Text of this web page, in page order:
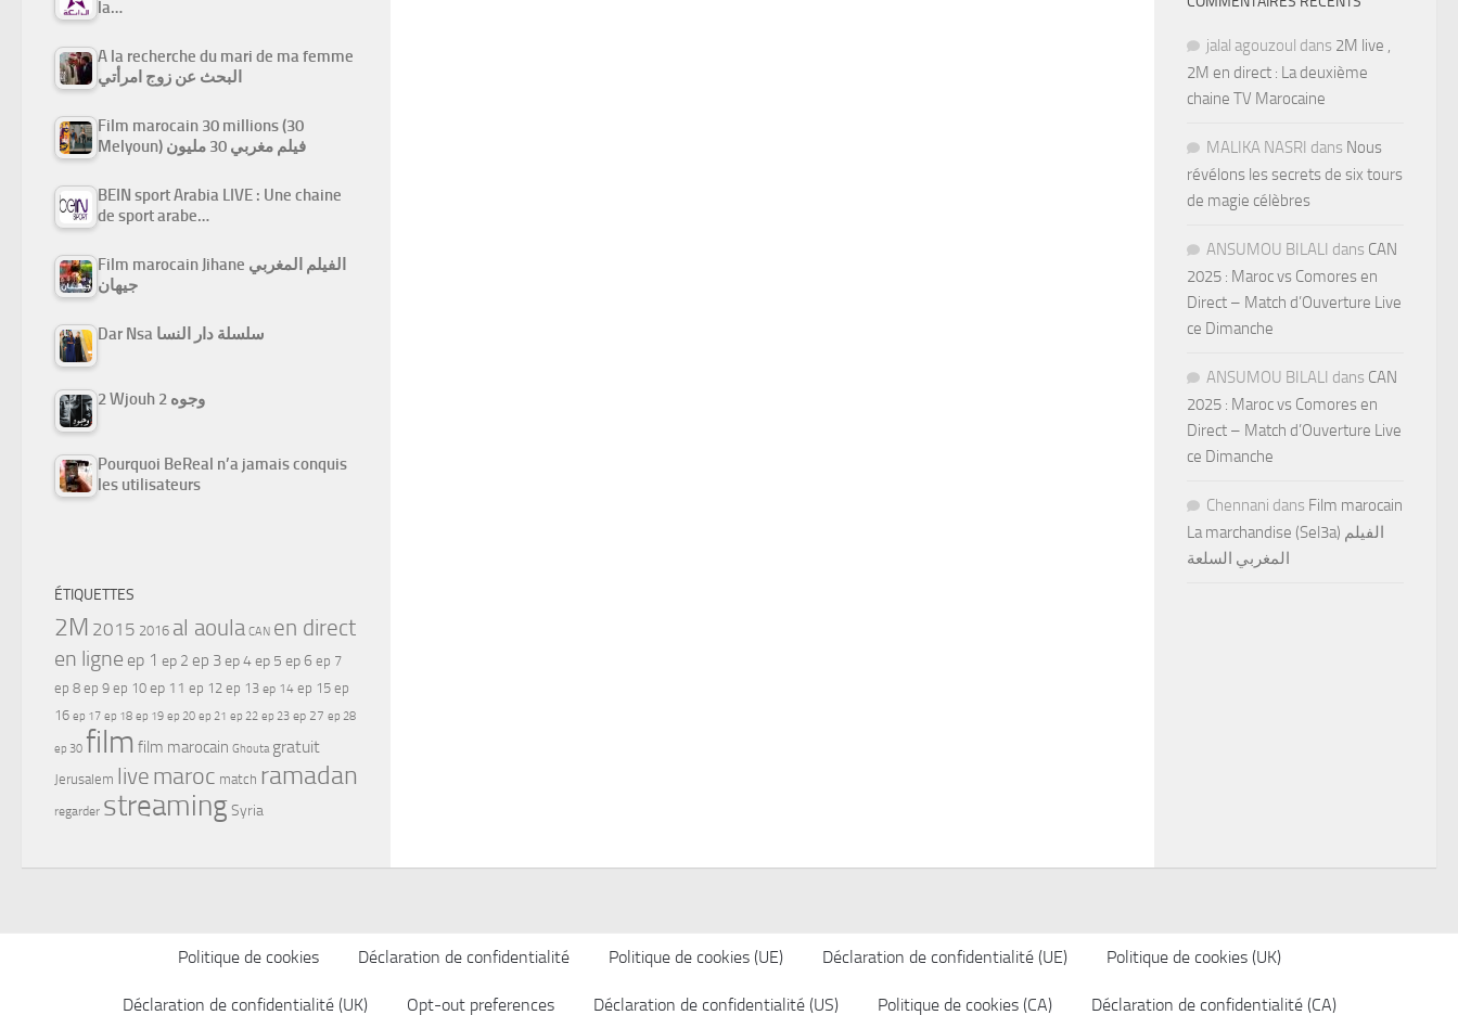
la…
A la recherche du mari de ma femme
البحث عن زوج امرأتي
Film marocain 30 millions (30
Melyoun) فيلم مغربي 30 مليون
BEIN sport Arabia LIVE : Une chaine
de sport arabe…
Film marocain Jihane الفيلم المغربي
جيهان
Dar Nsa سلسلة دار النسا
2 Wjouh 2 وجوه
Pourquoi BeReal n’a jamais conquis
les utilisateurs
ÉTIQUETTES
2M 2015 2016 al aoula CAN en direct
en ligne ep 1 ep 2 ep 3ep 4ep 5 ep 6 ep 7
ep 8 ep 9 ep 10 ep 11 ep 12 ep 13 ep 14 ep 15 ep
16 ep 17 ep 18 ep 19 ep 20 ep 21 ep 22 ep 23 ep 27 ep 28
ep 30 film film marocain Ghouta gratuit
Jerusalem live maroc match ramadan
regarder streamingSyria
jalal agouzoul dans 2M live ,
2M en direct : La deuxième
chaine TV Marocaine
MALIKA NASRI dans Nous
révélons les secrets de six tours
de magie célèbres
ANSUMOU BILALI dans CAN
2025 : Maroc vs Comores en
Direct – Match d’Ouverture Live
ce Dimanche
ANSUMOU BILALI dans CAN
2025 : Maroc vs Comores en
Direct – Match d’Ouverture Live
ce Dimanche
Chennani dans Film marocain
La marchandise (Sel3a) الفيلم
المغربي السلعة
Politique de cookies Déclaration de confidentialité Politique de cookies (UE) Déclaration de confidentialité (UE) Politique de cookies (UK)
Déclaration de confidentialité (UK) Opt-out preferences Déclaration de confidentialité (US) Politique de cookies (CA) Déclaration de confidentialité (CA)